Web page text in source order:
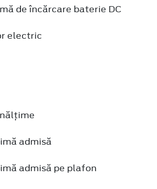
de încărcare baterie DC
electric
admisă
admisă pe plafon